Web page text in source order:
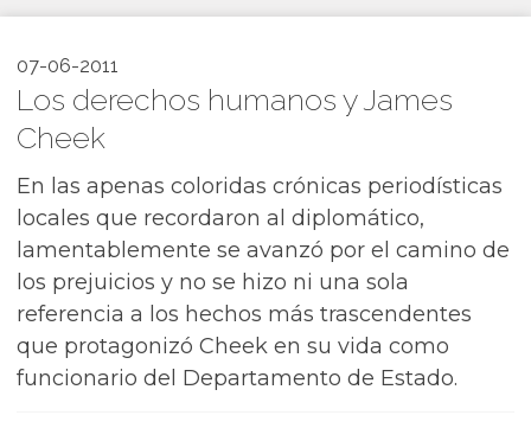
07-06-2011
Los derechos humanos y James
Cheek
En las apenas coloridas crónicas periodísticas
locales que recordaron al diplomático,
lamentablemente se avanzó por el camino de
los prejuicios y no se hizo ni una sola
referencia a los hechos más trascendentes
que protagonizó Cheek en su vida como
funcionario del Departamento de Estado.